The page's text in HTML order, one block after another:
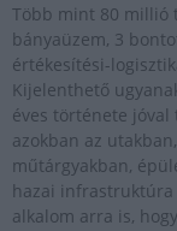
Több mint 80 millió
bányaüzem, 3
értékesítési-
Kijelenthető
éves története jóval
azokban az
műtárgyakban,
hazai
alkalom arra is,